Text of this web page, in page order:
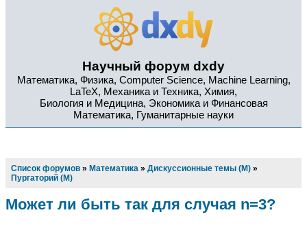
Научный форум dxdy
Математика, Физика, Computer Science, Machine Learning,
LaTeX, Механика и Техника, Химия,
Биология и Медицина, Экономика и Финансовая
Математика, Гуманитарные науки
Список форумов » Математика » Дискуссионные темы (М) »
Пургаторий (М)
Может ли быть так для случая n=3?